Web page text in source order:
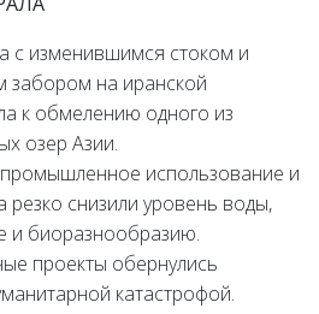
с изменившимся стоком и
забором на иранской
к обмелению одного из
озер Азии.
промышленное использование и
резко снизили уровень воды,
и биоразнообразию.
проекты обернулись
катастрофой.